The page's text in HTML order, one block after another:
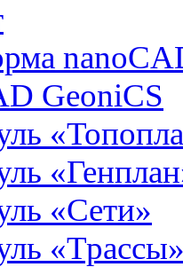
GeoniCS
«Сети»